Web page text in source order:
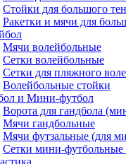
Стойки для большого
Ракетки и мячи для
Мячи волейбольные
Сетки волейбольные
Сетки для пляжного
Волейбольные стойки
и Мини-футбол
Ворота для гандбола
Мячи гандбольные
Мячи футзальные (для
Сетки мини-футбольные